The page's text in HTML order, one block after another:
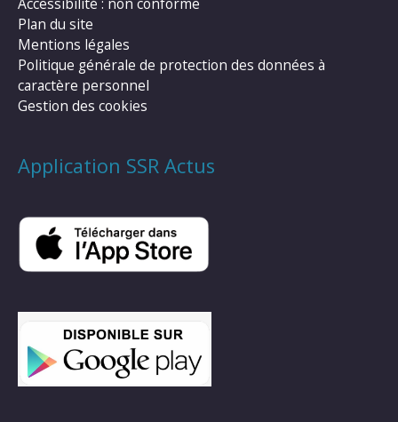
Plan du site
Mentions légales
Politique générale de protection des données à
caractère personnel
Gestion des cookies
Application SSR Actus